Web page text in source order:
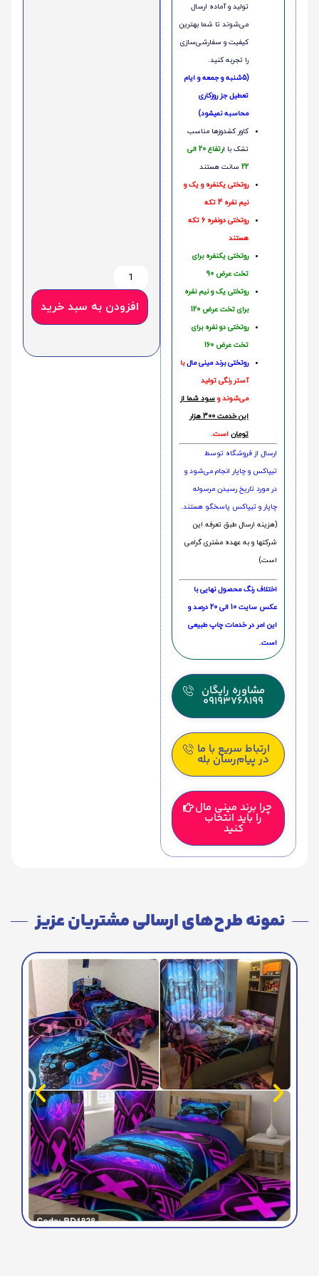
تولید و آماده ارسال
می‌شوند تا شما بهترین
کیفیت و سفارشی‌سازی
را تجربه کنید.
(5شنبه و جمعه و ایام
تعطیل جز روزکاری
محاسبه نمیشود)
کاور کشدوزها مناسب
تشک با ا
رتفاع 20 الی
22 سانت هستند
روتختی یکنفره و یک و
نیم نفره 4 تکه
روتختی دونفره 6 تکه
هستند
روتختی یکنفره برای
تخت عرض 90
روتختی یک و نیم نفره
برای تخت عرض 120
روتختی دو نفره برای
تخت عرض 160
روتختی‌ برند مینی مالبا
آستر رنگی تولید
می‌شوند و سود شما از
این خدمت 300 هزار
تومان است.
ارسال از فروشگاه توسط
تیپاکس و چاپار انجام می‌شود و
در مورد تاریخ رسیدن مرسوله
چاپار و تیپاکس پاسخگو هستند.
(هزینه ارسال طبق تعرفه این
شرکتها و به عهده مشتری گرامی
است)
اختلاف رنگ محصول نهایی با
عکس سایت 10 الی 20 درصد و
این امر در خدمات چاپ طبیعی
است.
مشاوره رایگان
09193768199
ارتباط سریع با ما
در پیام‌رسان بله
چرا برند مینی مال
را باید انتخاب
کنید
افزودن به سبد خرید
نمونه طرح‌های ارسالی مشتریان عزیز